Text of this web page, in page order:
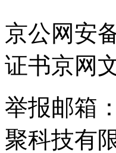
京公网安
证书京网
举报邮箱
聚科技有